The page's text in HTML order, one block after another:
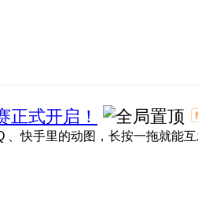
正式开启！